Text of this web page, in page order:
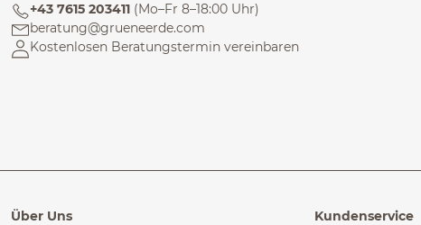
+43 7615 203411 (Mo–Fr 8–18:00 Uhr)
beratung@grueneerde.com
Kostenlosen Beratungstermin vereinbaren
Über Uns Kundenservice